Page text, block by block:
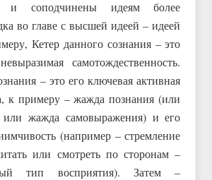
соподчинены идеям более
во главе с высшей идеей – идеей
Кетер данного сознания – это
самотождественность.
– это его ключевая активная
к примеру – жажда познания (или
жажда самовыражения) и его
(например – стремление
или смотреть по сторонам –
тип восприятия). Затем –